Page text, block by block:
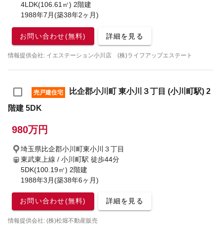
4LDK(106.61㎡) 2階建
1988年7月(築38年2ヶ月)
お問い合わせ(無料) 詳細を見る
情報提供会社: イエステーション小川店 (株)ライフアップエステート
売戸建住宅
比企郡小川町 東小川３丁目 (小川町駅) 2
階建 5DK
980万円
埼玉県比企郡小川町東小川３丁目
東武東上線 / 小川町駅 徒歩44分
5DK(100.19㎡) 2階建
1988年3月(築38年6ヶ月)
お問い合わせ(無料) 詳細を見る
情報提供会社: (株)松堀不動産販売